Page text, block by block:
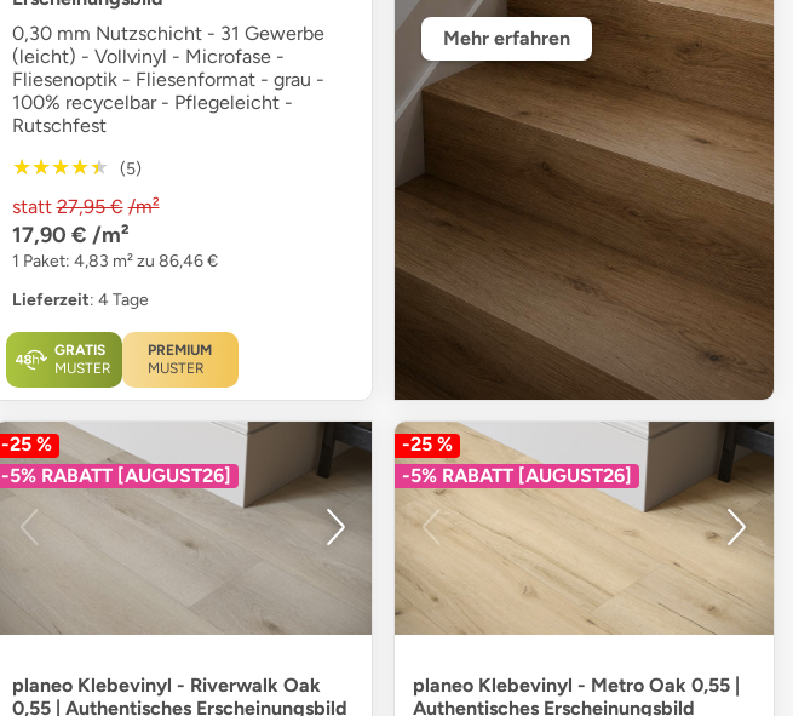
0,30 mm Nutzschicht - 31 Gewerbe
(leicht) - Vollvinyl - Microfase -
Fliesenoptik - Fliesenformat - grau -
100% recycelbar - Pflegeleicht -
Rutschfest
★★★★★
★★★★★ (5)
statt 27,95 € /m²
17,90 € /m²
1 Paket: 4,83 m² zu 86,46 €
Lieferzeit: 4 Tage
GRATIS
MUSTER
PREMIUM
MUSTER
Mehr erfahren
-25 %
-5% RABATT [AUGUST26]
planeo Klebevinyl - Riverwalk Oak
0,55 | Authentisches Erscheinungsbild
-25 %
-5% RABATT [AUGUST26]
planeo Klebevinyl - Metro Oak 0,55 |
Authentisches Erscheinungsbild